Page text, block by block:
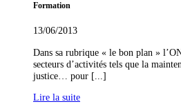
Formation
13/06/2013
Dans sa rubrique « le bon plan »
secteurs d’activités tels que la
justice… pour [...]
Lire la suite